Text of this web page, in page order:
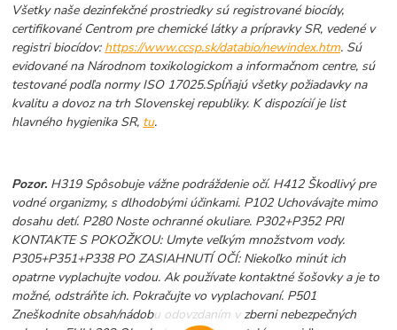
Všetky naše dezinfekčné prostriedky sú registrované biocídy,
certifikované Centrom pre chemické látky a prípravky SR, vedené v
registri biocídov: https://www.ccsp.sk/databio/newindex.htm. Sú
evidované na Národnom toxikologickom a informačnom centre, sú
testované podľa normy ISO 17025.Spĺňajú všetky požiadavky na
kvalitu a dovoz na trh Slovenskej republiky. K dispozícií je list
hlavného hygienika SR, tu.
Pozor. H319 Spôsobuje vážne podráždenie očí. H412 Škodlivý pre
vodné organizmy, s dlhodobými účinkami. P102 Uchovávajte mimo
dosahu detí. P280 Noste ochranné okuliare. P302+P352 PRI
KONTAKTE S POKOŽKOU: Umyte veľkým množstvom vody.
P305+P351+P338 PO ZASIAHNUTÍ OČÍ: Niekoľko minút ich
opatrne vyplachujte vodou. Ak používate kontaktné šošovky a je to
možné, odstráňte ich. Pokračujte vo vyplachovaní. P501
Zneškodnite obsah/nádobu odovzdaním v zberni nebezpečných